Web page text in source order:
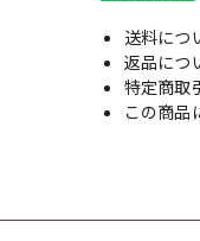
送料につ
返品につ
特定商取
この商品